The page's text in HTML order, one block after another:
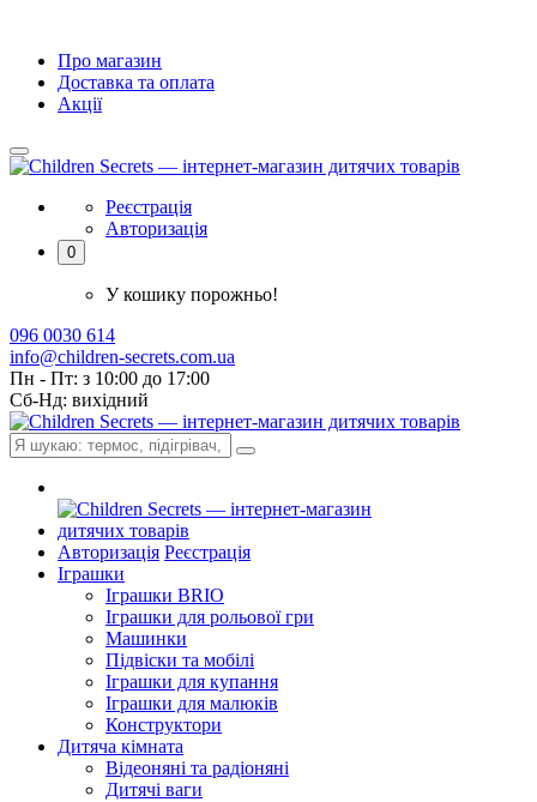
Про магазин
Доставка та оплата
Акції
Реєстрація
Авторизація
0
У кошику порожньо!
096 0030 614
info@children-secrets.com.ua
Пн - Пт: з 10:00 до 17:00
Сб-Нд: вихідний
Авторизація Реєстрація
Іграшки
Іграшки BRIO
Іграшки для рольової гри
Машинки
Підвіски та мобілі
Іграшки для купання
Іграшки для малюків
Конструктори
Дитяча кімната
Відеоняні та радіоняні
Дитячі ваги